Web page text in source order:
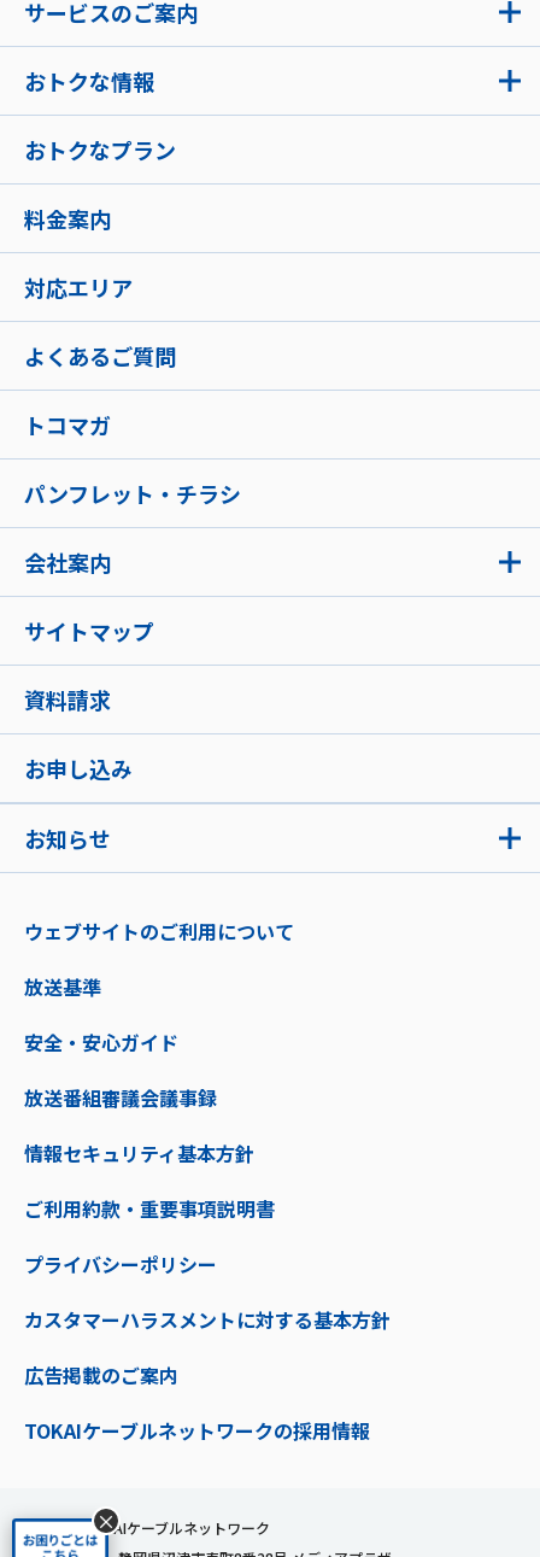
お知らせ
サービスのご案内
おトクな情報
おトクなプラン
料金案内
対応エリア
よくあるご質問
トコマガ
パンフレット・チラシ
会社案内
サイトマップ
資料請求
お申し込み
ウェブサイトのご利用について
放送基準
安全・安心ガイド
放送番組審議会議事録
情報セキュリティ基本方針
ご利用約款・重要事項説明書
プライバシーポリシー
カスタマーハラスメントに対する基本方針
広告掲載のご案内
TOKAIケーブルネットワークの採用情報
株式会社TOKAIケーブルネットワーク
×